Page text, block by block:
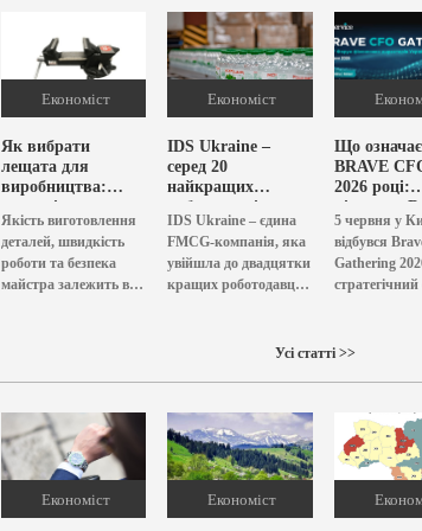
1 113
Економіст 811
Як вибрати
лещата для
виробництва:
основні
рекомендації?
Якість виготовлення
деталей, швидкість
роботи та безпека
майстра залежить від
Економіст
IDS Ukraine –
серед 20
найкращих
роботодавців для
ветеранів
IDS Ukraine – єдина
FMCG-компанія, яка
увійшла до двадцятки
кращих роботодавців
Видання визначило
Що
BRAVE
2026 році:
підсумки
CFO
5 червня у
відбувся
Gathering
стратегічний
від FAService,
Усі статті >>
897
Економіст 1 278
Економіст